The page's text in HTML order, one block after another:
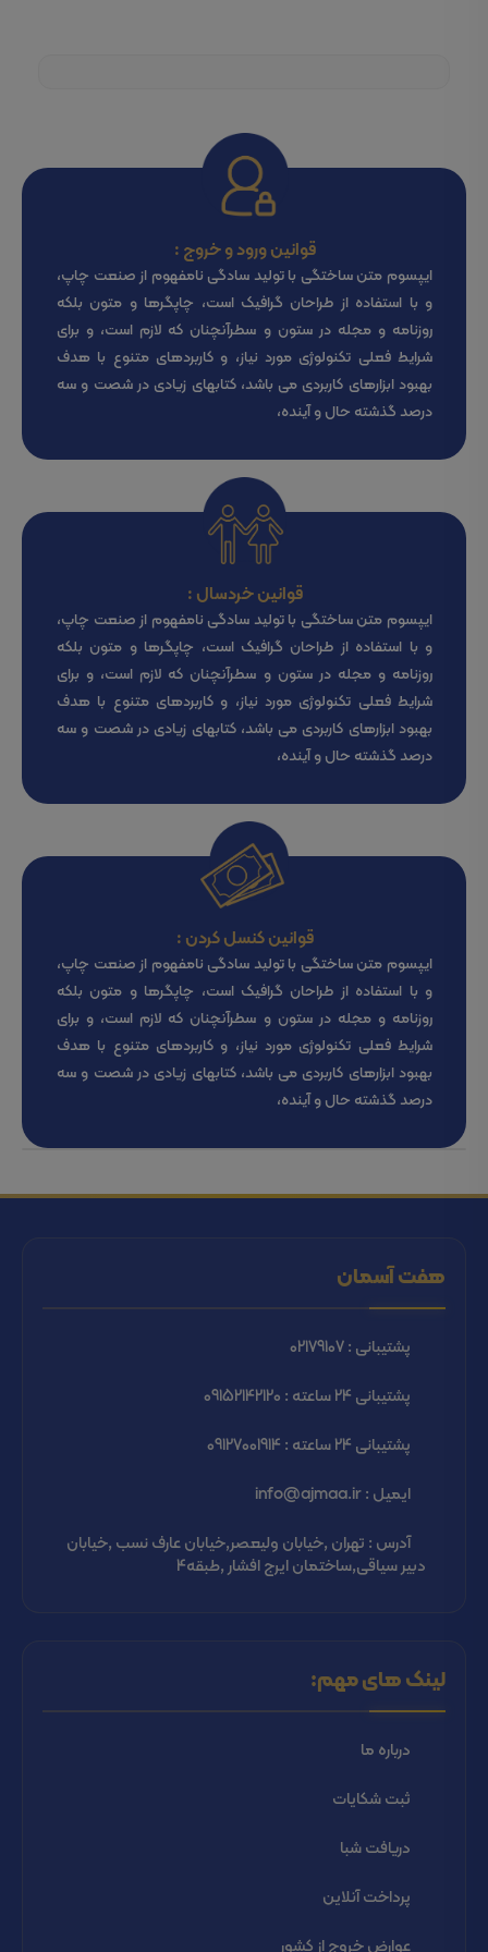
قوانین ورود و خروج :
ایپسوم متن ساختگی با تولید سادگی نامفهوم از صنعت چاپ،
و با استفاده از طراحان گرافیک است، چاپگرها و متون بلکه
روزنامه و مجله در ستون و سطرآنچنان که لازم است، و برای
شرایط فعلی تکنولوژی مورد نیاز، و کاربردهای متنوع با هدف
بهبود ابزارهای کاربردی می باشد، کتابهای زیادی در شصت و سه
درصد گذشته حال و آینده،
قوانین خردسال :
ایپسوم متن ساختگی با تولید سادگی نامفهوم از صنعت چاپ،
و با استفاده از طراحان گرافیک است، چاپگرها و متون بلکه
روزنامه و مجله در ستون و سطرآنچنان که لازم است، و برای
شرایط فعلی تکنولوژی مورد نیاز، و کاربردهای متنوع با هدف
بهبود ابزارهای کاربردی می باشد، کتابهای زیادی در شصت و سه
درصد گذشته حال و آینده،
قوانین کنسل کردن :
ایپسوم متن ساختگی با تولید سادگی نامفهوم از صنعت چاپ،
و با استفاده از طراحان گرافیک است، چاپگرها و متون بلکه
روزنامه و مجله در ستون و سطرآنچنان که لازم است، و برای
شرایط فعلی تکنولوژی مورد نیاز، و کاربردهای متنوع با هدف
بهبود ابزارهای کاربردی می باشد، کتابهای زیادی در شصت و سه
درصد گذشته حال و آینده،
هفت آسمان
پشتیبانی : 02179107
پشتیبانی 24 ساعته : 09152142120
پشتیبانی 24 ساعته : 09127001914
ایمیل : info@ajmaa.ir
آدرس : تهران ,خیابان ولیعصر,خیابان عارف نسب ,خیابان
دبیر سیاقی,ساختمان ایرج افشار ,طبقه4
لینک های مهم:
درباره ما
ثبت شكايات
دریافت شبا
پرداخت آنلاین
عوارض خروج از کشور